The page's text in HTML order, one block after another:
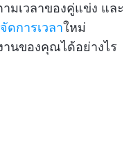
มเวลาของคู่แข่ง และ
ดการเวลาใหม่
านของคุณได้อย่างไร